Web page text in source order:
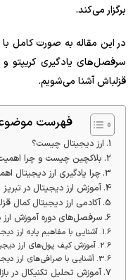
برگزار می‌کند.
در این مقاله به صورت کامل با
سرفصل‌های یادگیری کریپتو
قزلباش آشنا می‌شویم.
فهرست
ارز دیجیتال چیست؟
بلاکچین چیست و چرا اهمیت
چرا یادگیری ارز دیجیتال
آموزش ارز دیجیتال در تبریز
آکادمی ارز دیجیتال کمال
سرفصل‌های دوره آموزش ارز
آشنایی با مفاهیم پایه ارز
آموزش کیف پول‌های ارز
آشنایی با صرافی‌های ارز
آموزش تحلیل تکنیکال در